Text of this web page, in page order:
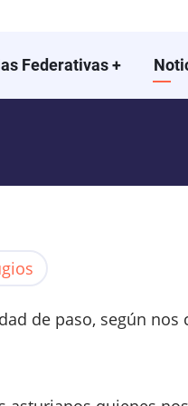
Federativas+
de paso, según nos